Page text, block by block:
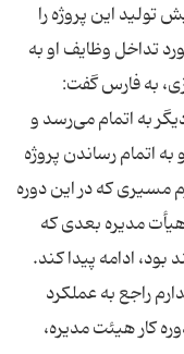
تولید این پروژه را
تداخل وظایف او به
به فارس گفت:
به اتمام می‌رسد و
اتمام رساندن پروژه
مسیری كه در این دوره
مدیره بعدی كه
بود، ادامه پیدا كند.
راجع به عملكرد
كار هیئت مدیره،